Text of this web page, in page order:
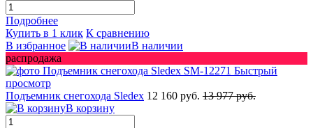
Подробнее
Купить в 1 клик К сравнению
В избранное
В наличии
распродажа
Быстрый
просмотр
Подъемник снегохода Sledex 12 160 руб. 13 977 руб.
В корзину